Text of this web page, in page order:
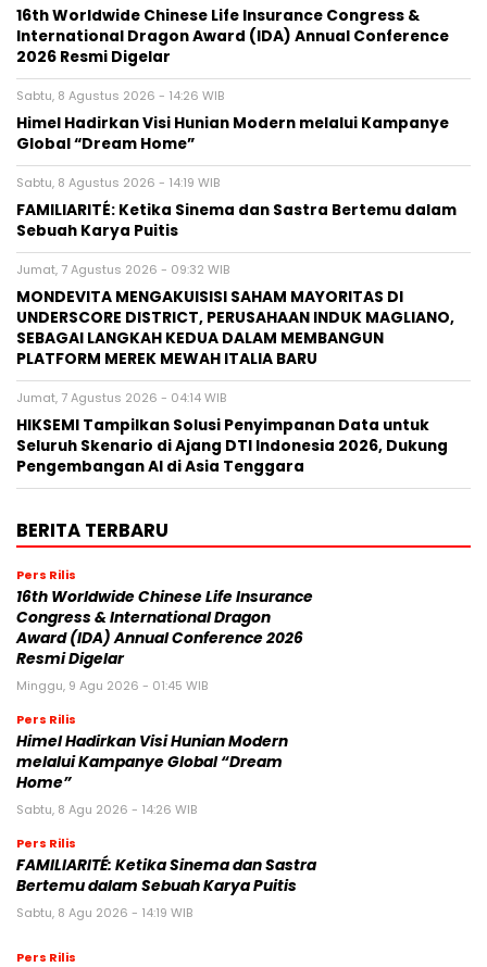
16th Worldwide Chinese Life Insurance Congress &
International Dragon Award (IDA) Annual Conference
2026 Resmi Digelar
Sabtu, 8 Agustus 2026 - 14:26 WIB
Himel Hadirkan Visi Hunian Modern melalui Kampanye
Global “Dream Home”
Sabtu, 8 Agustus 2026 - 14:19 WIB
FAMILIARITÉ: Ketika Sinema dan Sastra Bertemu dalam
Sebuah Karya Puitis
Jumat, 7 Agustus 2026 - 09:32 WIB
MONDEVITA MENGAKUISISI SAHAM MAYORITAS DI
UNDERSCORE DISTRICT, PERUSAHAAN INDUK MAGLIANO,
SEBAGAI LANGKAH KEDUA DALAM MEMBANGUN
PLATFORM MEREK MEWAH ITALIA BARU
Jumat, 7 Agustus 2026 - 04:14 WIB
HIKSEMI Tampilkan Solusi Penyimpanan Data untuk
Seluruh Skenario di Ajang DTI Indonesia 2026, Dukung
Pengembangan AI di Asia Tenggara
BERITA TERBARU
Pers Rilis
16th Worldwide Chinese Life Insurance
Congress & International Dragon
Award (IDA) Annual Conference 2026
Resmi Digelar
Minggu, 9 Agu 2026 - 01:45 WIB
Pers Rilis
Himel Hadirkan Visi Hunian Modern
melalui Kampanye Global “Dream
Home”
Sabtu, 8 Agu 2026 - 14:26 WIB
Pers Rilis
FAMILIARITÉ: Ketika Sinema dan Sastra
Bertemu dalam Sebuah Karya Puitis
Sabtu, 8 Agu 2026 - 14:19 WIB
Pers Rilis